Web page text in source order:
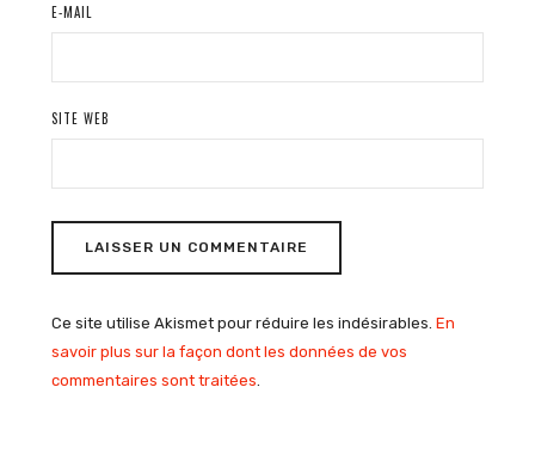
E-MAIL
SITE WEB
Ce site utilise Akismet pour réduire les indésirables. En
savoir plus sur la façon dont les données de vos
commentaires sont traitées.